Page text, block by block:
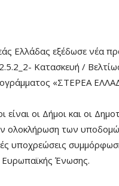
Ελλάδας εξέδωσε νέα
Κατασκευή /
«ΣΤΕΡΕΑ
είναι οι Δήμοι και οι
ολοκλήρωση των
υποχρεώσεις
Ευρωπαϊκής Ένωσης.